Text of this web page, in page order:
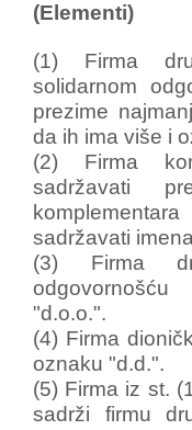
(Elementi)
(1) Firma
solidarnom
prezime
da ih ima više i
(2) Firma
sadržavati
sadržavati
(3) Firma
"d.o.o.".
(4) Firma
oznaku "d.d.".
(5) Firma iz st.
sadrži firmu